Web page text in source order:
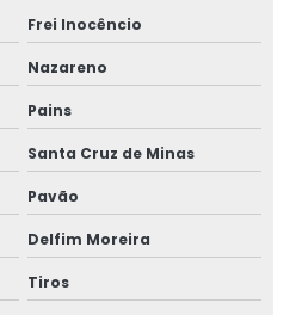
Frei Inocêncio
Nazareno
Pains
Santa Cruz de Minas
Pavão
Delfim Moreira
Tiros